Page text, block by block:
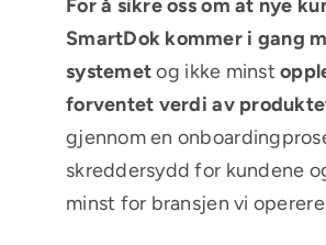
For å sikre oss om at nye
SmartDok kommer i gang
systemetog ikke minst
forventet verdi av
gjennom en
skreddersydd for kundene
minst for bransjen vi